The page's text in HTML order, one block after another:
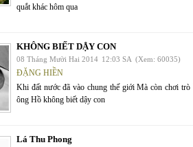
quắt khác hôm qua
KHÔNG BIẾT DẬY CON
08 Tháng Mười Hai 2014 12:03 SA (Xem: 60035)
ĐẶNG HIỀN
Khi đất nước đã vào chung thế giới Mà còn chơi
ông Hồ không biết dậy con
Lá Thu Phong